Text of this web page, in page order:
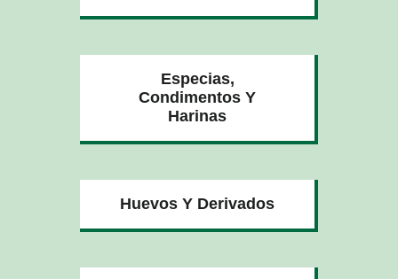
Especias,
Condimentos Y
Harinas
Huevos Y Derivados